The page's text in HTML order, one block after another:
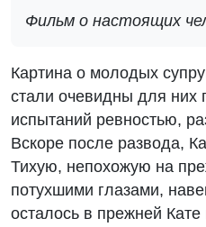
Фильм о настоящих
Картина о молодых
стали очевидны для них
испытаний ревностью,
Вскоре после развода,
Тихую, непохожую на
потухшими глазами,
осталось в прежней Кате